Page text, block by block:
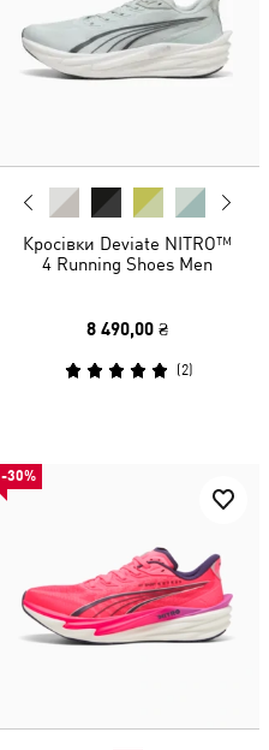
Кросівки Deviate NITRO™
4 Running Shoes Men
8 490,00 ₴
(2)
-30%